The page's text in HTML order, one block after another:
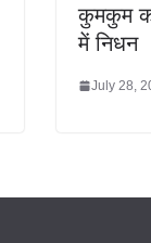
कुमकुम
में निधन
July 28,